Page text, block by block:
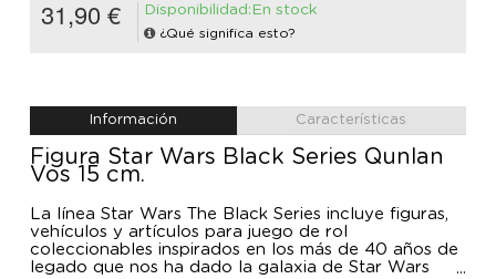
31,90 € Disponibilidad:En stock
¿Qué significa esto?
Información Características
Figura Star Wars Black Series Qunlan
Vos 15 cm.
La línea Star Wars The Black Series incluye figuras,
vehículos y artículos para juego de rol
coleccionables inspirados en los más de 40 años de
legado que nos ha dado la galaxia de Star Wars